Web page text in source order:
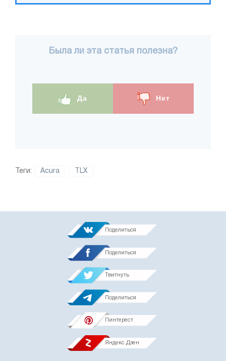
Была ли эта статья полезна?
Да Нет
Теги: Acura TLX
Поделиться
Поделиться
Твитнуть
Поделиться
Пинтерест
Яндекс.Дзен